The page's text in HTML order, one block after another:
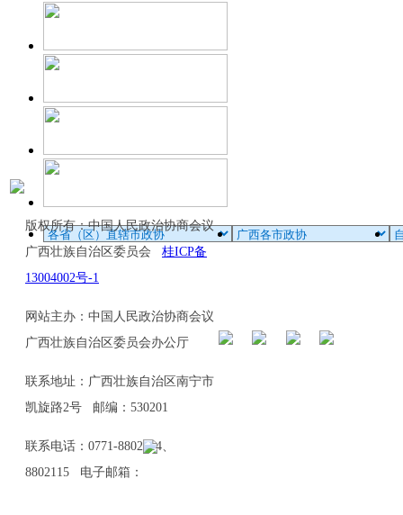
版权所有：中国人民政治协商会议
广西壮族自治区委员会 桂ICP备
13004002号-1
网站主办：中国人民政治协商会议
广西壮族自治区委员会办公厅
联系地址：广西壮族自治区南宁市
凯旋路2号 邮编：530201
联系电话：0771-8802114、
8802115 电子邮箱：